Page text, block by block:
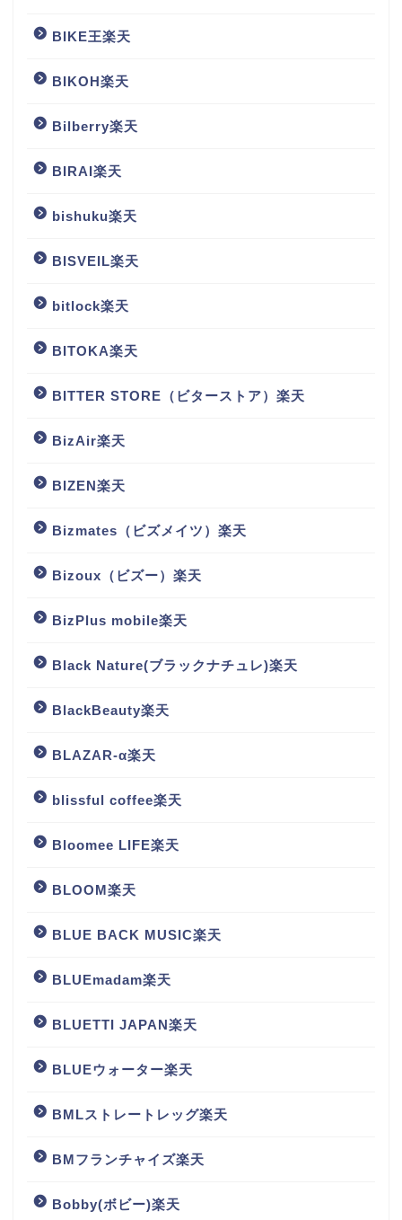
BIKE王楽天
BIKOH楽天
Bilberry楽天
BIRAI楽天
bishuku楽天
BISVEIL楽天
bitlock楽天
BITOKA楽天
BITTER STORE（ビターストア）楽天
BizAir楽天
BIZEN楽天
Bizmates（ビズメイツ）楽天
Bizoux（ビズー）楽天
BizPlus mobile楽天
Black Nature(ブラックナチュレ)楽天
BlackBeauty楽天
BLAZAR-α楽天
blissful coffee楽天
Bloomee LIFE楽天
BLOOM楽天
BLUE BACK MUSIC楽天
BLUEmadam楽天
BLUETTI JAPAN楽天
BLUEウォーター楽天
BMLストレートレッグ楽天
BMフランチャイズ楽天
Bobby(ボビー)楽天